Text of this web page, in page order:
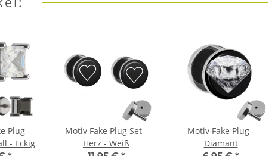
Plug -
- Eckig
Motiv Fake Plug Set -
Herz - Weiß
Motiv Fake Plug -
Diamant